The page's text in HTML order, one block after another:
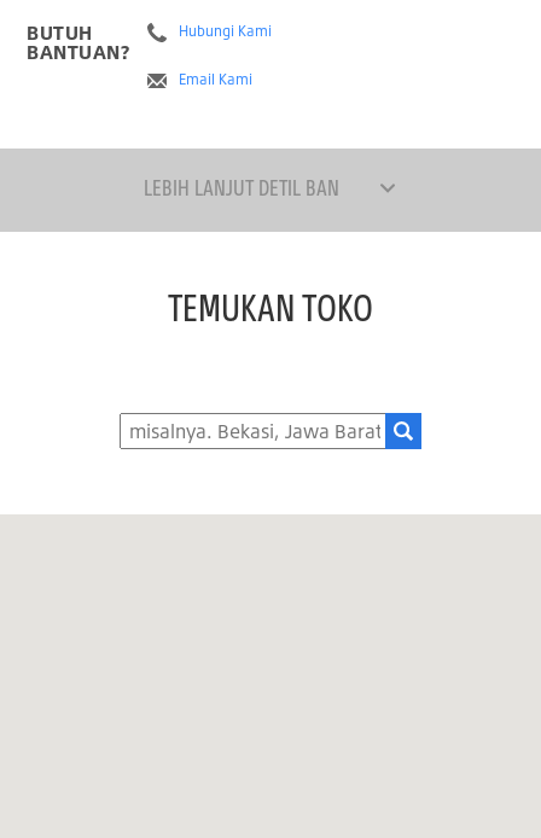
BUTUH
BANTUAN?
Hubungi Kami
Email Kami
LEBIH LANJUT DETIL BAN
TEMUKAN TOKO